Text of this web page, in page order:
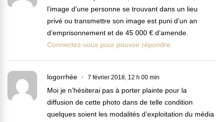
l’image d’une personne se trouvant dans un lieu
privé ou transmettre son image est puni d’un an
d’emprisonnement et de 45 000 € d’amende.
Connectez-vous pour pouvoir répondre
logorrhée 7 février 2018, 12 h 00 min
Moi je n’hésiterai pas à porter plainte pour la
diffusion de cette photo dans de telle condition
quelques soient les modalités d’exploitation du média